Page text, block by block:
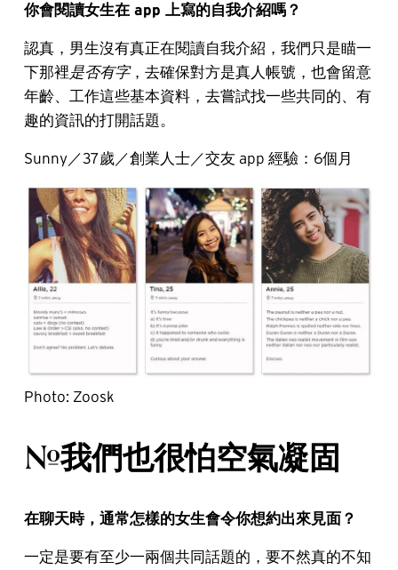
你會閱讀女生在 app 上寫的自我介紹嗎？
認真，男生沒有真正在閱讀自我介紹，我們只是瞄一
下那裡是否有字，去確保對方是真人帳號，也會留意
年齡、工作這些基本資料，去嘗試找一些共同的、有
趣的資訊的打開話題。
Sunny／37歲／創業人士／交友 app 經驗：6個月
Photo: Zoosk
#我們也很怕空氣凝固
在聊天時，通常怎樣的女生會令你想約出來見面？
一定是要有至少一兩個共同話題的，要不然真的不知